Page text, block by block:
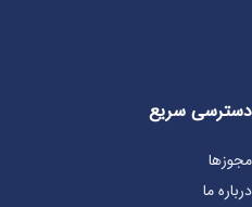
دسترسی سریع
مجوزها
درباره ما